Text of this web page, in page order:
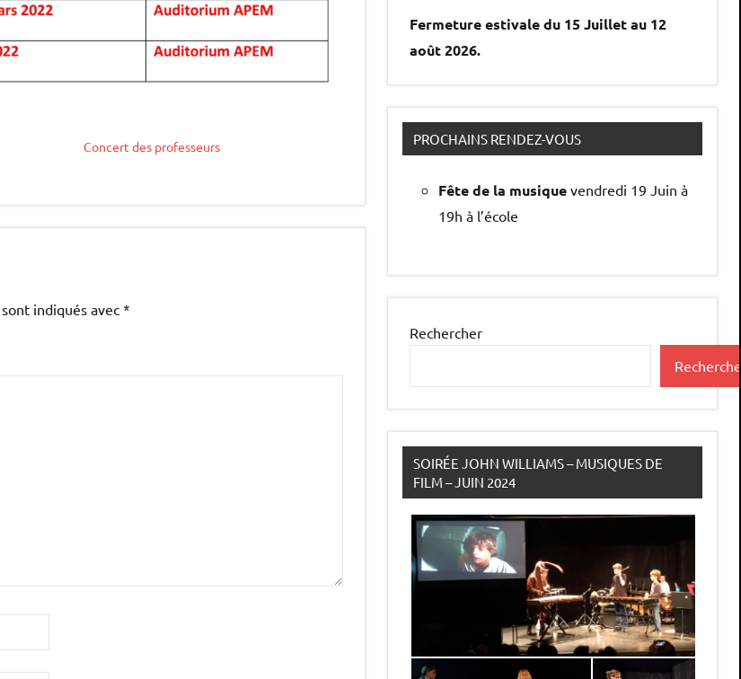
Concert des professeurs
indiqués avec *
Fermeture estivale du 15 Juillet au 12
août 2026.
PROCHAINS RENDEZ-VOUS
Fête de la musique vendredi 19 Juin à
19h à l’école
Rechercher
SOIRÉE JOHN WILLIAMS – MUSIQUES DE
FILM – JUIN 2024